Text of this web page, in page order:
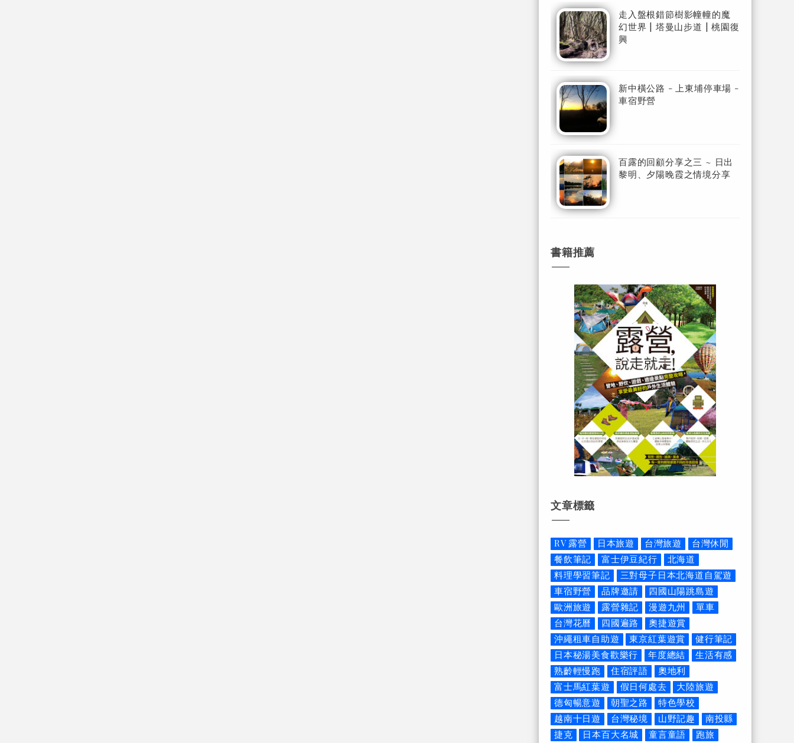
走入盤根錯節樹影幢幢的魔
幻世界 | 塔曼山步道 | 桃園復
興
新中橫公路 - 上東埔停車場 -
車宿野營
百露的回顧分享之三 ~ 日出
黎明、夕陽晚霞之情境分享
書籍推薦
文章標籤
RV 露營 日本旅遊 台灣旅遊
台灣休閒
餐飲筆記
富士伊豆紀行
北海道
料理學習筆記
三對母子日本北海道自駕遊
車宿野營
品牌邀請
四國山陽跳島遊
歐洲旅遊
露營雜記 漫遊九州
單車
台灣花曆
四國遍路
奧捷遊賞
沖繩租車自助遊
東京紅葉遊賞
健行筆記
日本秘湯美食歡樂行
年度總結
生活有感
熟齡輕慢跑
住宿評語
奧地利
富士馬紅葉遊
假日何處去
大陸旅遊
德匈暢意遊
朝聖之路
特色學校
越南十日遊
台灣秘境 山野記趣
南投縣
捷克
日本百大名城 童言童語
跑旅